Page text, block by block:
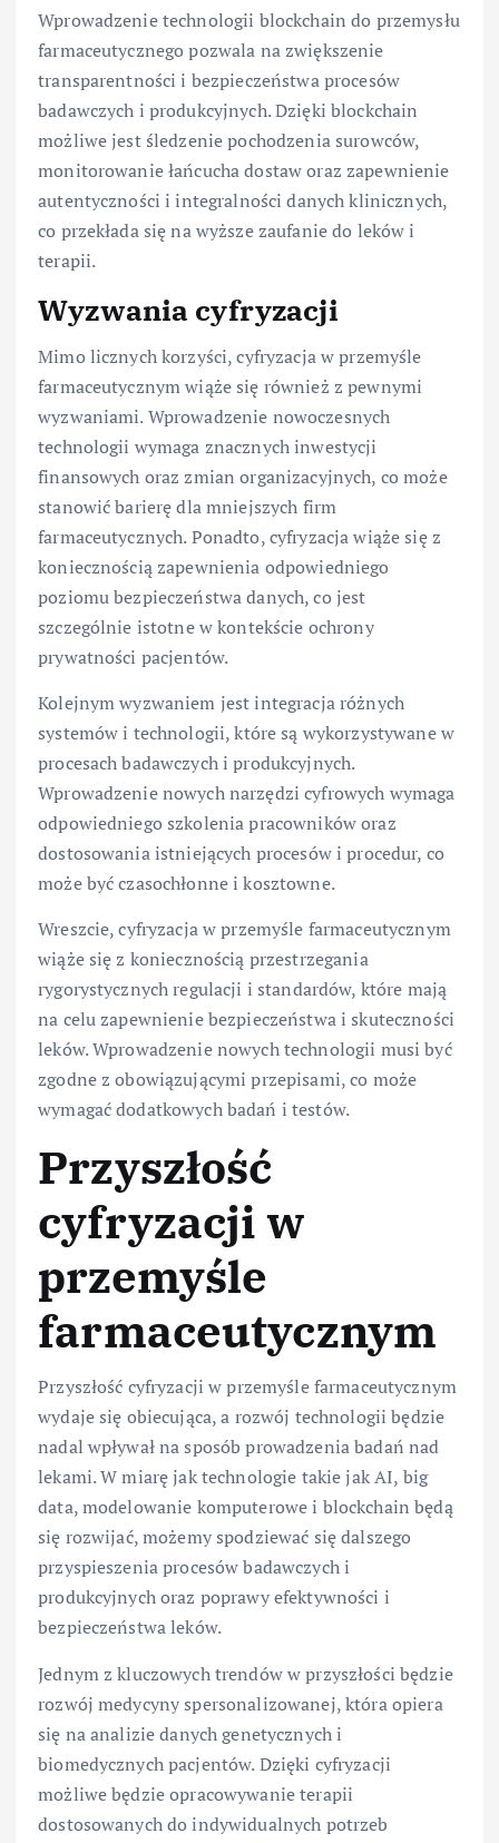
Wprowadzenie technologii blockchain do przemysłu
farmaceutycznego pozwala na zwiększenie
transparentności i bezpieczeństwa procesów
badawczych i produkcyjnych. Dzięki blockchain
możliwe jest śledzenie pochodzenia surowców,
monitorowanie łańcucha dostaw oraz zapewnienie
autentyczności i integralności danych klinicznych,
co przekłada się na wyższe zaufanie do leków i
terapii.
Wyzwania cyfryzacji
Mimo licznych korzyści, cyfryzacja w przemyśle
farmaceutycznym wiąże się również z pewnymi
wyzwaniami. Wprowadzenie nowoczesnych
technologii wymaga znacznych inwestycji
finansowych oraz zmian organizacyjnych, co może
stanowić barierę dla mniejszych firm
farmaceutycznych. Ponadto, cyfryzacja wiąże się z
koniecznością zapewnienia odpowiedniego
poziomu bezpieczeństwa danych, co jest
szczególnie istotne w kontekście ochrony
prywatności pacjentów.
Kolejnym wyzwaniem jest integracja różnych
systemów i technologii, które są wykorzystywane w
procesach badawczych i produkcyjnych.
Wprowadzenie nowych narzędzi cyfrowych wymaga
odpowiedniego szkolenia pracowników oraz
dostosowania istniejących procesów i procedur, co
może być czasochłonne i kosztowne.
Wreszcie, cyfryzacja w przemyśle farmaceutycznym
wiąże się z koniecznością przestrzegania
rygorystycznych regulacji i standardów, które mają
na celu zapewnienie bezpieczeństwa i skuteczności
leków. Wprowadzenie nowych technologii musi być
zgodne z obowiązującymi przepisami, co może
wymagać dodatkowych badań i testów.
Przyszłość
cyfryzacji w
przemyśle
farmaceutycznym
Przyszłość cyfryzacji w przemyśle farmaceutycznym
wydaje się obiecująca, a rozwój technologii będzie
nadal wpływał na sposób prowadzenia badań nad
lekami. W miarę jak technologie takie jak AI, big
data, modelowanie komputerowe i blockchain będą
się rozwijać, możemy spodziewać się dalszego
przyspieszenia procesów badawczych i
produkcyjnych oraz poprawy efektywności i
bezpieczeństwa leków.
Jednym z kluczowych trendów w przyszłości będzie
rozwój medycyny spersonalizowanej, która opiera
się na analizie danych genetycznych i
biomedycznych pacjentów. Dzięki cyfryzacji
możliwe będzie opracowywanie terapii
dostosowanych do indywidualnych potrzeb